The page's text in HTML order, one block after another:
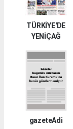
TÜRKİYE'DE
YENİÇAĞ
gazeteAdi